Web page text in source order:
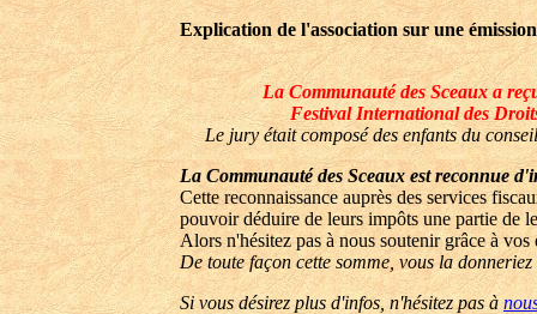
Explication de l'association sur une
La Communauté des Sceaux a
Festival International des
Le jury était composé des enfants du
La Communauté des Sceaux est reconnue
Cette reconnaissance auprès des services
pouvoir déduire de leurs impôts une partie de
Alors n'hésitez pas à nous soutenir grâce à vos
De toute façon cette somme, vous la
Si vous désirez plus d'infos, n'hésitez pas à